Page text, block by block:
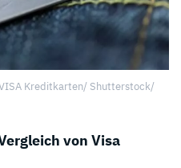
Kreditkarten/ Shutterstock/
von Visa